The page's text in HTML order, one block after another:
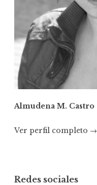
Almudena M. Castro
Ver perfil completo →
Redes sociales